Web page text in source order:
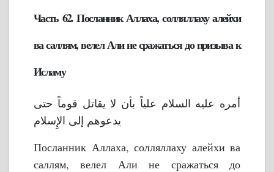
Часть 62. Посланник Аллаха, солляллаху алейхи
ва саллям, велел Али не сражаться до призыва к
Исламу
أمره عليه السلام علياً بأن لا يقاتل قوماً حتى
يدعوهم إلى الإِسلام
Посланник Аллаха, солляллаху алейхи ва
саллям, велел Али не сражаться до